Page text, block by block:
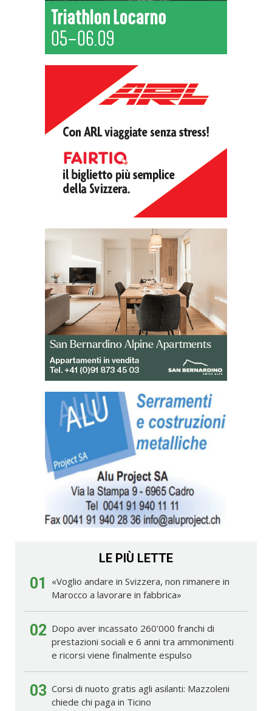
LE PIÙ LETTE
01
«Voglio andare in Svizzera, non rimanere in
Marocco a lavorare in fabbrica»
02 Dopo aver incassato 260'000 franchi di
prestazioni sociali e 6 anni tra ammonimenti
e ricorsi viene finalmente espulso
03 Corsi di nuoto gratis agli asilanti: Mazzoleni
chiede chi paga in Ticino